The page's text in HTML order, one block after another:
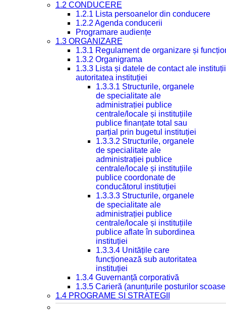
1.2 CONDUCERE
1.2.1 Lista persoanelor din conducere
1.2.2 Agenda conducerii
Programare audiențe
1.3 ORGANIZARE
1.3.1 Regulament de organizare și
1.3.2 Organigrama
1.3.3 Lista și datele de contact ale
autoritatea instituției
1.3.3.1 Structurile, organele
de specialitate ale
administrației publice
centrale/locale și instituțiile
publice finanțate total sau
parțial prin bugetul instituției
1.3.3.2 Structurile, organele
de specialitate ale
administrației publice
centrale/locale și instituțiile
publice coordonate de
conducătorul instituției
1.3.3.3 Structurile, organele
de specialitate ale
administrației publice
centrale/locale și instituțiile
publice aflate în subordinea
instituției
1.3.3.4 Unitățile care
funcționează sub autoritatea
instituției
1.3.4 Guvernanță corporativă
1.3.5 Carieră (anunțurile posturilor
1.4 PROGRAME ȘI STRATEGII